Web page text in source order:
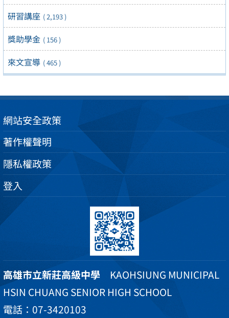
研習講座 ( 2,193 )
獎助學金 ( 156 )
來文宣導 ( 465 )
網站安全政策
著作權聲明
隱私權政策
登入
高雄市立新莊高級中學 KAOHSIUNG MUNICIPAL
HSIN CHUANG SENIOR HIGH SCHOOL
電話：07-3420103